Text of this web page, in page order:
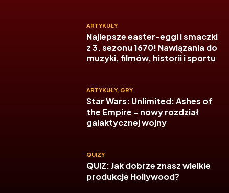
ARTYKUŁY
Najlepsze easter-eggi i smaczki
z 3. sezonu 1670! Nawiązania do
muzyki, filmów, historii i sportu
ARTYKUŁY, GRY
Star Wars: Unlimited: Ashes of
the Empire – nowy rozdział
galaktycznej wojny
QUIZY
QUIZ: Jak dobrze znasz wielkie
produkcje Hollywood?